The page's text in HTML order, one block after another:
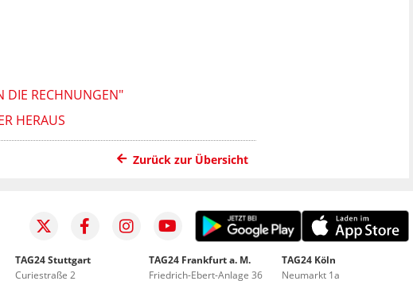
DIE RECHNUNGEN"
HERAUS
Zurück zur Übersicht
TAG24 Stuttgart
Curiestraße 2
TAG24 Frankfurt a. M.
Friedrich-Ebert-Anlage 36
TAG24 Köln
Neumarkt 1a